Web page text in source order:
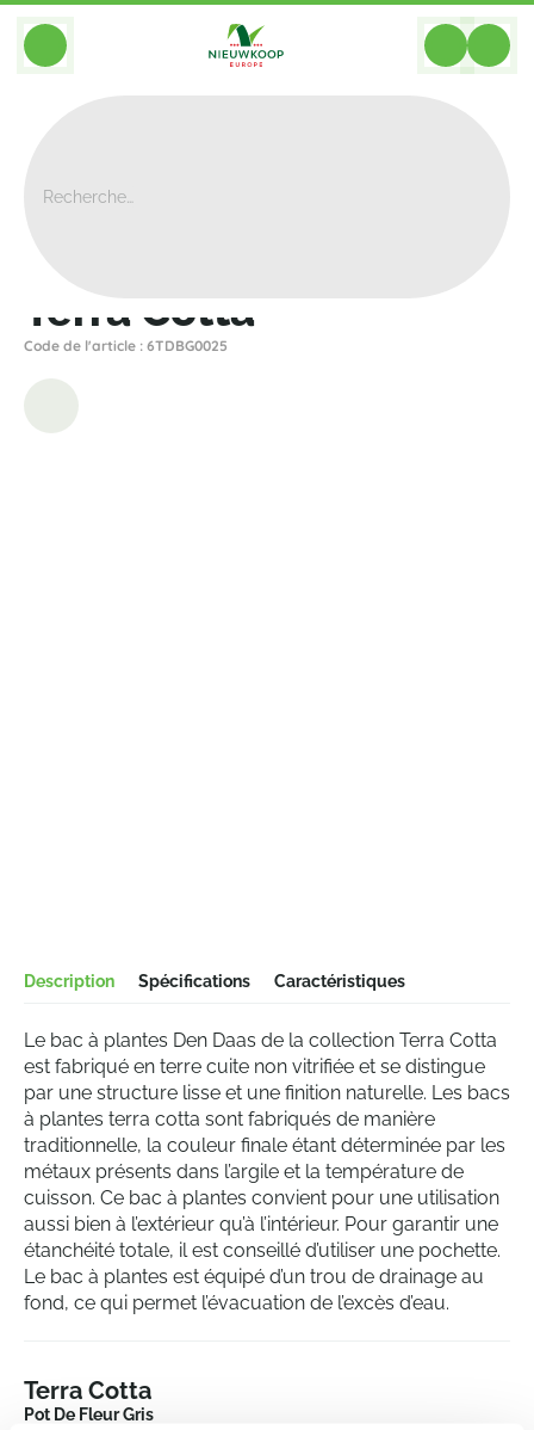
BACK
Terra Cotta
Code de l'article : 6TDBG0025
Description Spécifications Caractéristiques
Le bac à plantes Den Daas de la collection Terra Cotta
est fabriqué en terre cuite non vitrifiée et se distingue
par une structure lisse et une finition naturelle. Les bacs
à plantes terra cotta sont fabriqués de manière
traditionnelle, la couleur finale étant déterminée par les
métaux présents dans l’argile et la température de
cuisson. Ce bac à plantes convient pour une utilisation
aussi bien à l’extérieur qu’à l’intérieur. Pour garantir une
étanchéité totale, il est conseillé d’utiliser une pochette.
Le bac à plantes est équipé d’un trou de drainage au
fond, ce qui permet l’évacuation de l’excès d’eau.
Terra Cotta
Pot De Fleur Gris